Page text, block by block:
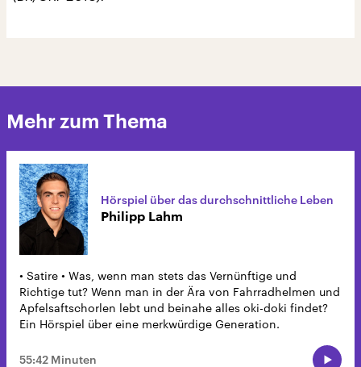
Mehr zum Thema
Hörspiel über das durchschnittliche Leben
Philipp Lahm
• Satire • Was, wenn man stets das Vernünftige und
Richtige tut? Wenn man in der Ära von Fahrradhelmen und
Apfelsaftschorlen lebt und beinahe alles oki-doki findet?
Ein Hörspiel über eine merkwürdige Generation.
55:42 Minuten